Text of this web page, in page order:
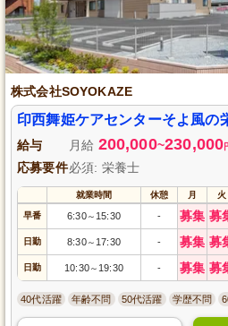
株式会社SOYOKAZE
印西舞姫ケアセンターそよ風の
給与 月給 200,000~230,000
応募要件必須: 栄養士
就業時間 休憩 月 火
早番 6:30～ 15:30 - 募集 募
日勤 8:30～ 17:30 - 募集 募
日勤 10:30～ 19:30 - 募集 募
40代活躍 年齢不問 50代活躍 学歴不問